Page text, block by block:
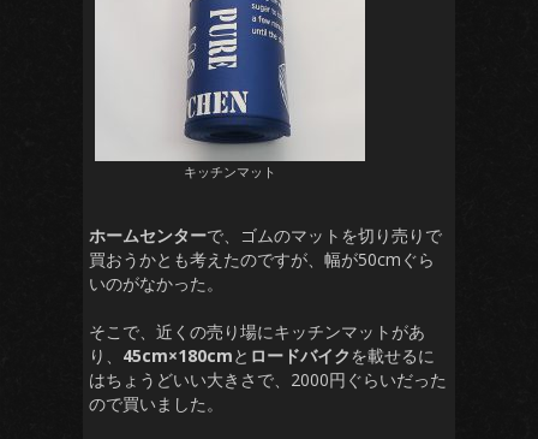
キッチンマット
ホームセンターで、ゴムのマットを切り売りで
買おうかとも考えたのですが、幅が50cmぐら
いのがなかった。
そこで、近くの売り場にキッチンマットがあ
り、 45cm×180cmと ロードバイクを載せるに
はちょうどいい大きさで、2000円ぐらいだった
ので買いました。